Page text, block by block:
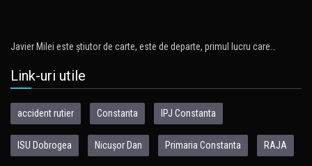
Javier Milei este ştiutor de carte, este de departe, primul lucru care…
Link-uri utile
accident rutier Constanta IPJ Constanta
ISU Dobrogea Nicușor Dan Primaria Constanta RAJA